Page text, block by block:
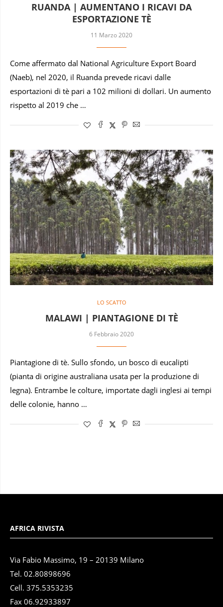
RUANDA | AUMENTANO I RICAVI DA
ESPORTAZIONE TÈ
11 Marzo 2020
Come affermato dal National Agriculture Export Board
(Naeb), nel 2020, il Ruanda prevede ricavi dalle
esportazioni di tè pari a 102 milioni di dollari. Un aumento
rispetto al 2019 che …
LO SCATTO
MALAWI | PIANTAGIONE DI TÈ
6 Febbraio 2020
Piantagione di tè. Sullo sfondo, un bosco di eucalipti
(pianta di origine australiana usata per la produzione di
legna). Entrambe le colture, importate dagli inglesi ai tempi
delle colonie, hanno …
AFRICA RIVISTA
Via Fabio Massimo, 19 – 20139 Milano
Tel. 02.80898696
Cell. 375.5353235
Fax 06.92933897